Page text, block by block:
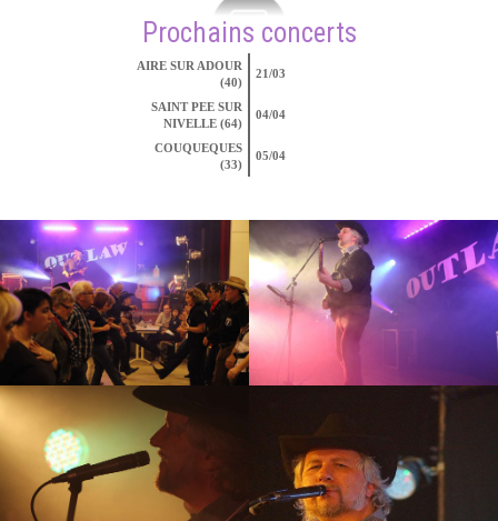
Prochains concerts
AIRE SUR ADOUR
(40)
21/03
SAINT PEE SUR
NIVELLE (64)
04/04
COUQUEQUES
(33)
05/04